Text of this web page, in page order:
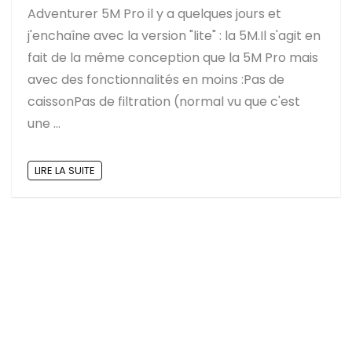
Adventurer 5M Pro il y a quelques jours et
j'enchaîne avec la version "lite" : la 5M.Il s'agit en
fait de la même conception que la 5M Pro mais
avec des fonctionnalités en moins :Pas de
caissonPas de filtration (normal vu que c'est
une ...
LIRE LA SUITE